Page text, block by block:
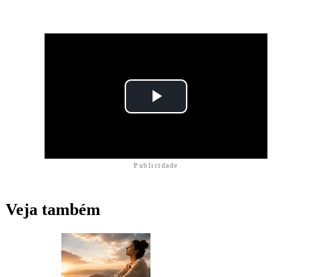
Publicidade
Veja também